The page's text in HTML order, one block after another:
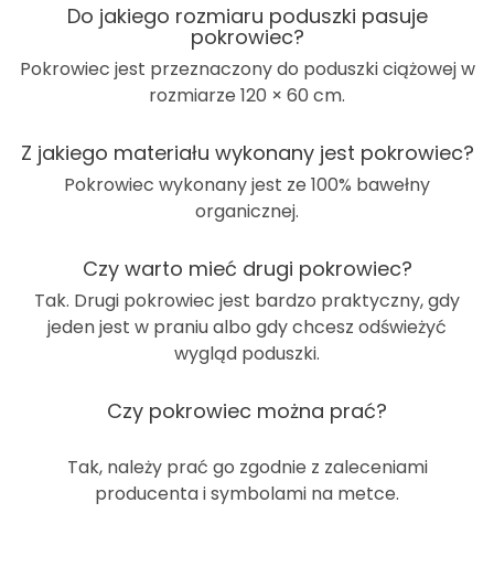
Do jakiego rozmiaru poduszki pasuje
pokrowiec?
Pokrowiec jest przeznaczony do poduszki ciążowej w
rozmiarze 120 × 60 cm.
Z jakiego materiału wykonany jest pokrowiec?
Pokrowiec wykonany jest ze 100% bawełny
organicznej.
Czy warto mieć drugi pokrowiec?
Tak. Drugi pokrowiec jest bardzo praktyczny, gdy
jeden jest w praniu albo gdy chcesz odświeżyć
wygląd poduszki.
Czy pokrowiec można prać?
Tak, należy prać go zgodnie z zaleceniami
producenta i symbolami na metce.